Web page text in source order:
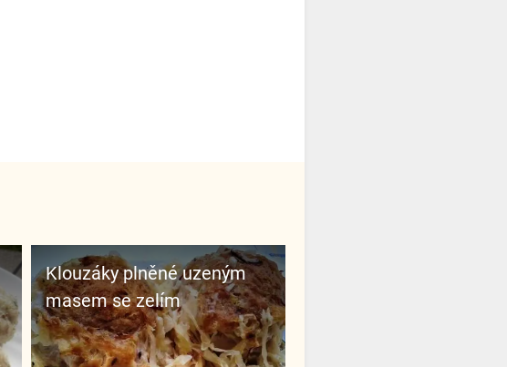
Klouzáky plněné uzeným
masem se zelím